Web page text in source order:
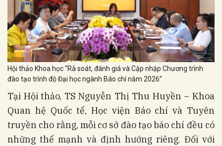
Hội thảo Khoa học “Rà soát, đánh giá và Cập nhập Chương trình
đào tạo trình độ Đại học ngành Báo chí năm 2026”
Tại Hội thảo, TS Nguyễn Thị Thu Huyền – Khoa
Quan hệ Quốc tế, Học viện Báo chí và Tuyên
truyền cho rằng, mỗi cơ sở đào tạo báo chí đều có
những thế mạnh và định hướng riêng. Đối với